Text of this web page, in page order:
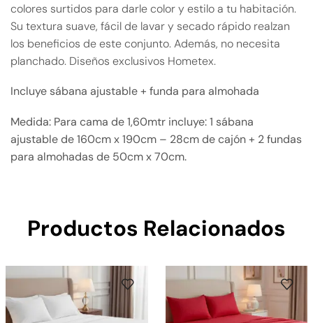
colores surtidos para darle color y estilo a tu habitación.
Su textura suave, fácil de lavar y secado rápido realzan
los beneficios de este conjunto. Además, no necesita
planchado. Diseños exclusivos Hometex.
Incluye sábana ajustable + funda para almohada
Medida: Para cama de 1,60mtr incluye: 1 sábana
ajustable de 160cm x 190cm – 28cm de cajón + 2 fundas
para almohadas de 50cm x 70cm.
Productos Relacionados